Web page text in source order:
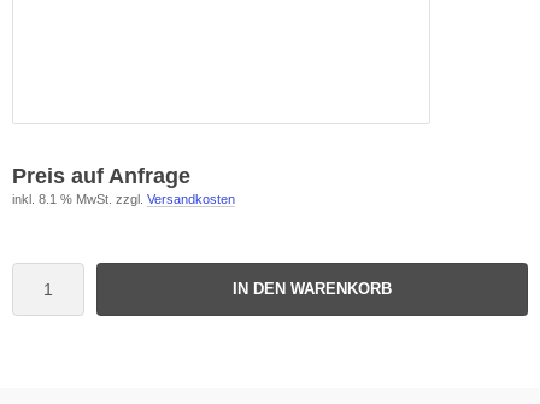
Preis auf Anfrage
inkl. 8.1 % MwSt. zzgl. Versandkosten
IN DEN WARENKORB